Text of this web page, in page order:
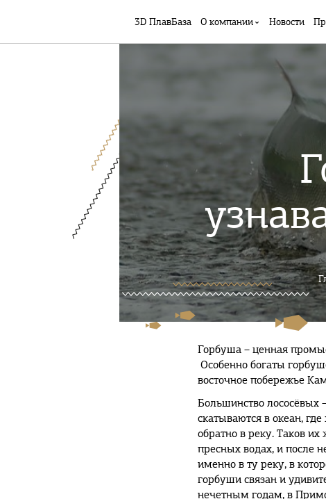
3D ПлавБаза О компании Новости
Горбуша – ценная
Особенно богаты
восточное побережье
Большинство
скатываются в океан,
обратно в реку. Таков
пресных водах, и после
именно в ту реку, в
горбуши связан и
нечетным годам, в